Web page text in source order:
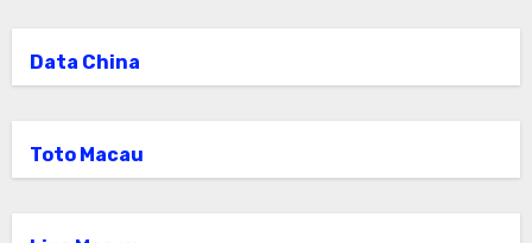
Data China
Toto Macau